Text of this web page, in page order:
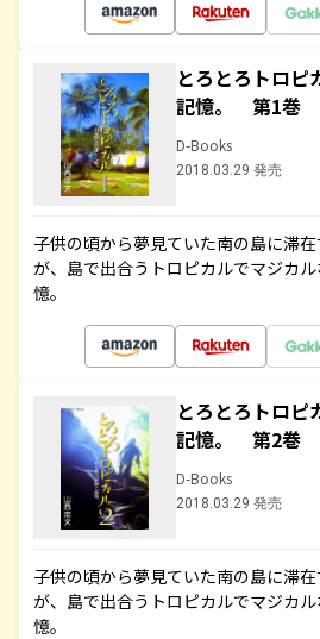
とろとろトロ
記憶。 第1巻
D-Books
2018.03.29 発売
子供の頃から夢見ていた南の島に滞
が、島で出合うトロピカルでマジカ
憶。
とろとろトロ
記憶。 第2巻
D-Books
2018.03.29 発売
子供の頃から夢見ていた南の島に滞
が、島で出合うトロピカルでマジカ
憶。